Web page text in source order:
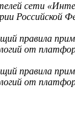
сети
Российской
правила
от
правила
от